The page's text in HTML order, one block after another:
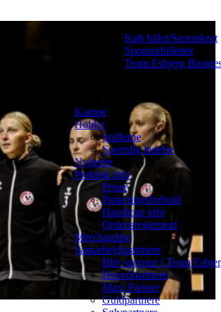
Køb billet/Sæsonkort
Sponsorbilletter
Team Esbjerg
Kampe
Holdet
Spillerne
Sportslig ledelse
Nyheder
Praktisk info
Priser
Parkeringsforhold
Handicap info
Ordensreglement
Merchandise
Samarbejdspartnere
Bliv sponsor i Team
Hovedpartnere
Maxi Partner
Guldpartnere